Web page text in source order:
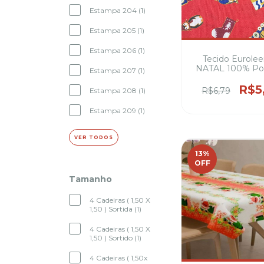
Estampa 204 (1)
Estampa 205 (1)
Estampa 206 (1)
Estampa 207 (1)
Estampa 208 (1)
Estampa 209 (1)
VER TODOS
Tamanho
4 Cadeiras ( 1,50 X
1,50 ) Sortida (1)
4 Cadeiras ( 1,50 X
1,50 ) Sortido (1)
4 Cadeiras ( 1,50x
Tecido
NATAL 100%
decoração de
R$6,79
13%
OFF